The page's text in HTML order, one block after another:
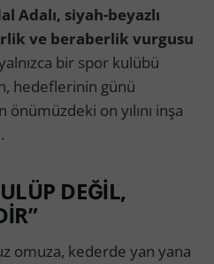
Adalı, siyah-beyazlı
ve beraberlik vurgusu
bir spor kulübü
hedeflerinin günü
on yılını inşa
DEĞİL,
omuza, kederde yan yana